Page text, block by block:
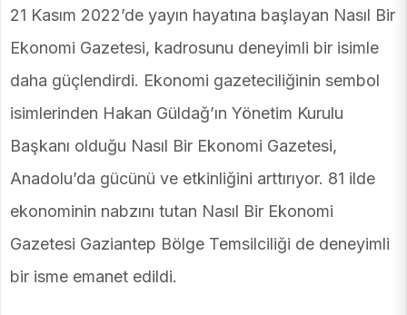
21 Kasım 2022’de yayın hayatına başlayan Nasıl Bir
Ekonomi Gazetesi, kadrosunu deneyimli bir isimle
daha güçlendirdi. Ekonomi gazeteciliğinin sembol
isimlerinden Hakan Güldağ’ın Yönetim Kurulu
Başkanı olduğu Nasıl Bir Ekonomi Gazetesi,
Anadolu’da gücünü ve etkinliğini arttırıyor. 81 ilde
ekonominin nabzını tutan Nasıl Bir Ekonomi
Gazetesi Gaziantep Bölge Temsilciliği de deneyimli
bir isme emanet edildi.